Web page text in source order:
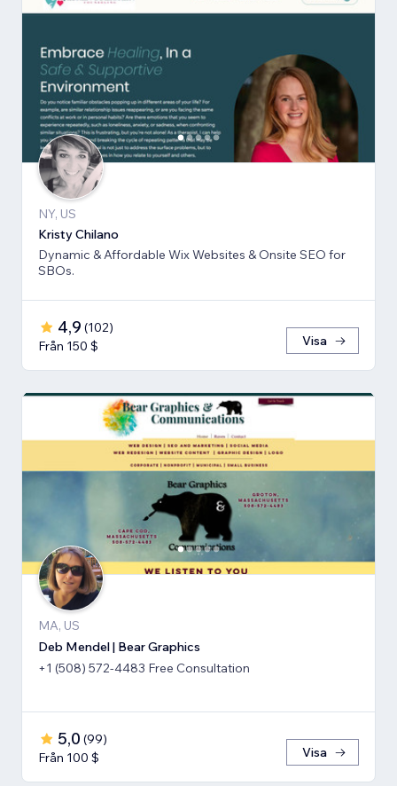
NY, US
Kristy Chilano
Dynamic & Affordable Wix Websites & Onsite SEO for
SBOs.
4,9 (102)
Från 150 $
Visa
MA, US
Deb Mendel | Bear Graphics
+1 (508) 572-4483 Free Consultation
5,0 (99)
Från 100 $
Visa